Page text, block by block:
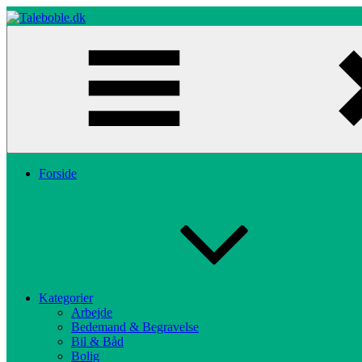
Skip
to
Forside
Kategorier
Arbejde
Bedemand & Begravelse
Bil & Båd
Bolig